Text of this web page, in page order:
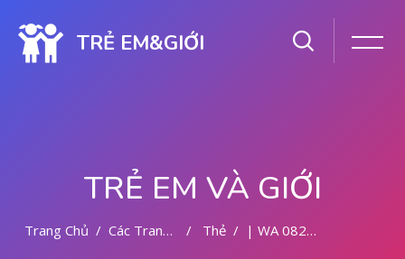
TRẺ EM&GIỚI
TRẺ EM VÀ GIỚI
Trang Chủ Các Trang Của Hệ Thống Thẻ | WA 082281779727 | DOKTER KURET DI MALANG